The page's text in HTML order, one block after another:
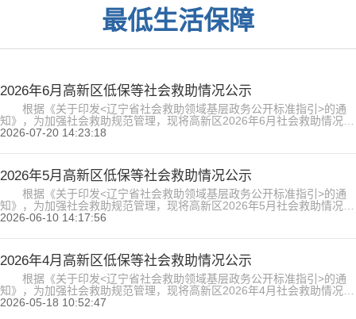
最低生活保障
2026年6月高新区低保等社会救助情况公示
根据《关于印发<辽宁省社会救助领域基层政务公开标准指引>的通
知》，为加强社会救助规范管理，现将高新区2026年6月社会救助情况公
示如下。（详见附件） 附件：2026年6月高新区低保等社会救助情况公
2026-07-20 14:23:18
2026年5月高新区低保等社会救助情况公示
根据《关于印发<辽宁省社会救助领域基层政务公开标准指引>的通
知》，为加强社会救助规范管理，现将高新区2026年5月社会救助情况公
示如下。（详见附件）2026年5月高新区低保等社会救助情况公示.xls...
2026-06-10 14:17:56
2026年4月高新区低保等社会救助情况公示
根据《关于印发<辽宁省社会救助领域基层政务公开标准指引>的通
知》，为加强社会救助规范管理，现将高新区2026年4月社会救助情况公
示如下。（详见附件）2026年4月高新区低保等社会救助情况公示.xls...
2026-05-18 10:52:47